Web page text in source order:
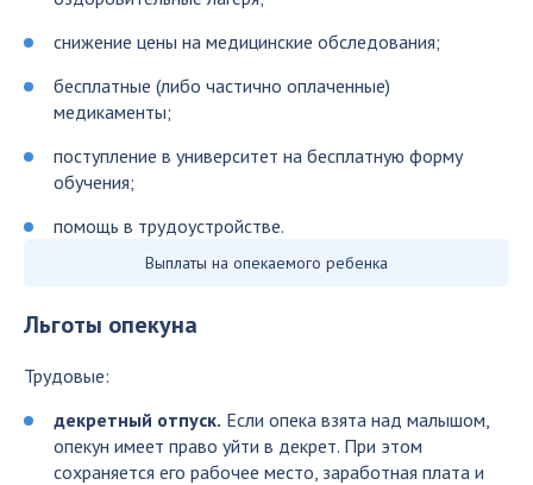
снижение цены на медицинские обследования;
бесплатные (либо частично оплаченные)
медикаменты;
поступление в университет на бесплатную форму
обучения;
помощь в трудоустройстве.
Выплаты на опекаемого ребенка
Льготы опекуна
Трудовые:
декретный отпуск. Если опека взята над малышом,
опекун имеет право уйти в декрет. При этом
сохраняется его рабочее место, заработная плата и